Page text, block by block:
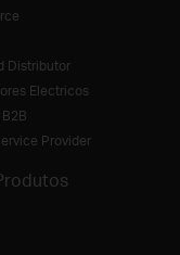
Distributor
Electricos
Provider